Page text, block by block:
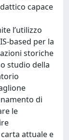
capace
l’utilizzo
based per la
storiche
studio della
di
le
attuale e